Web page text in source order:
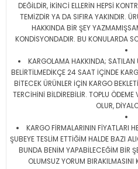
DEĞİLDİR, İKİNCİ ELLERİN HEPSİ
TEMİZDİR YA DA SIFIRA YAKINDIR.
HAKKINDA BİR ŞEY
KONDİSYONDADIR. BU KONULARDA
KARGOLAMA HAKKINDA; SATILAN
BELİRTİLMEDİKÇE 24 SAAT İÇİNDE
BİTECEK ÜRÜNLER İÇİN KARGO
TERCİHİNİ BİLDİREBİLİR. TOPLU
OLUR,
KARGO FİRMALARININ FİYATLARI
ŞUBEYE TESLİM ETTİĞİM HALDE BAZI
BUNDA BENİM YAPABİLECEĞİM BİR
OLUMSUZ YORUM BIRAKILMASINI